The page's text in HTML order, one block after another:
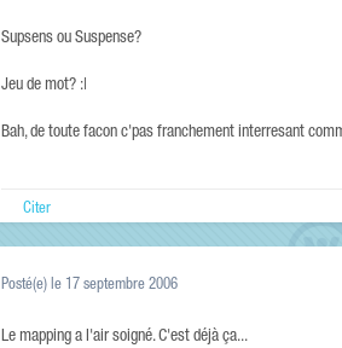
Supsens ou Suspense?
Jeu de mot? :|
Bah, de toute facon c'pas franchement interresant
Citer
Posté(e) le 17 septembre 2006
Le mapping a l'air soigné. C'est déjà ça...